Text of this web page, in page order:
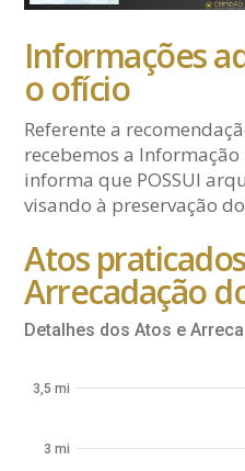
Informações
o ofício
Referente a
recebemos a
informa que POSSUI
visando à preservação
Atos
Arrecadação
Detalhes dos Atos e
3 mi
3,5 mi